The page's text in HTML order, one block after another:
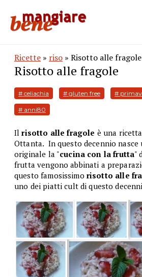
Ricette » riso » Risotto alle fragole
Risotto alle fragole
# celiachia # gluten free #
# anni80
Ilrisotto alle fragole è una
Ottanta. In questo decennio nasce
originale la "cucina con la frutta"
frutta vengono abbinati a
questo famosissimo risotto alle
uno dei piatti cult di questo